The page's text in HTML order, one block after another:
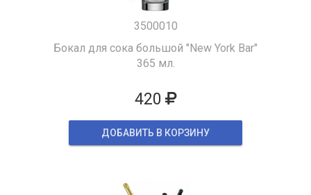
3500010
Бокал для сока большой "New York Bar"
365 мл.
420
ДОБАВИТЬ В КОРЗИНУ